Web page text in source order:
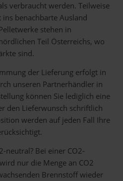
verbraucht werden. Teilweise
benachbarte Ausland
stehen in
Teil Österreichs, wo
sind.
der Lieferung erfolgt in
unseren Partnerhändler in
können Sie lediglich eine
den Lieferwunsch schriftlich
werden auf jeden Fall Ihre
neutral? Bei einer CO2-
nur die Menge an CO2
Brennstoff wieder